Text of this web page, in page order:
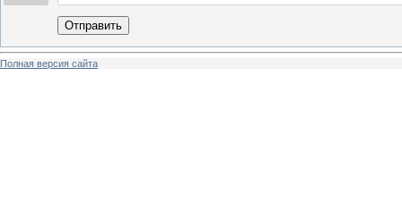
Отправить
Полная версия сайта